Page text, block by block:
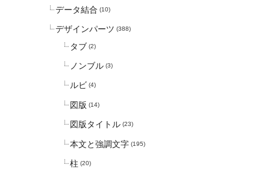
データ結合 (10)
デザインパーツ (388)
タブ (2)
ノンブル (3)
ルビ (4)
図版 (14)
図版タイトル (23)
本文と強調文字 (195)
柱 (20)